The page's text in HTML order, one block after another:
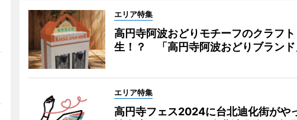
エリア特集
高円寺阿波おどりモチーフのクラフ
生！？ 「高円寺阿波おどりブランド
エリア特集
高円寺フェス2024に台北迪化街がや